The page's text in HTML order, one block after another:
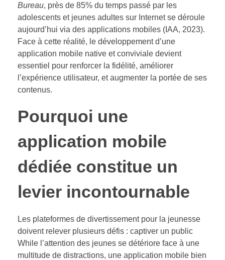
Bureau, près de 85% du temps passé par les
adolescents et jeunes adultes sur Internet se déroule
aujourd’hui via des applications mobiles (IAA, 2023).
Face à cette réalité, le développement d’une
application mobile native et conviviale devient
essentiel pour renforcer la fidélité, améliorer
l’expérience utilisateur, et augmenter la portée de ses
contenus.
Pourquoi une
application mobile
dédiée constitue un
levier incontournable
Les plateformes de divertissement pour la jeunesse
doivent relever plusieurs défis : captiver un public
While l’attention des jeunes se détériore face à une
multitude de distractions, une application mobile bien